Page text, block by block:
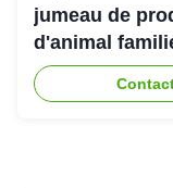
jumeau de
d'animal
de